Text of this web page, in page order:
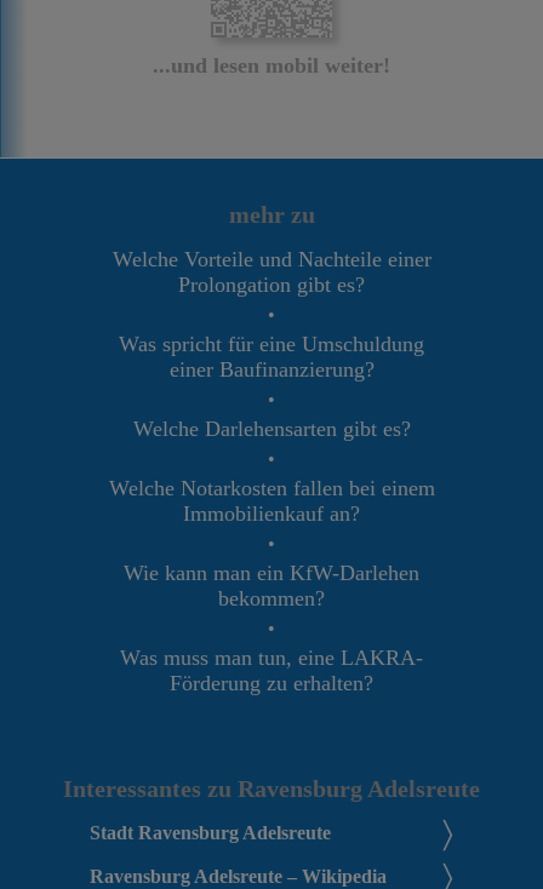
...und lesen mobil weiter!
mehr zu
Welche Vorteile und Nachteile einer
Prolongation gibt es?
•
Was spricht für eine Umschuldung
einer Baufinanzierung?
•
Welche Darlehensarten gibt es?
•
Welche Notarkosten fallen bei einem
Immobilienkauf an?
•
Wie kann man ein KfW-Darlehen
bekommen?
•
Was muss man tun, eine LAKRA-
Förderung zu erhalten?
Interessantes zu Ravensburg Adelsreute
Stadt Ravensburg Adelsreute
Ravensburg Adelsreute – Wikipedia